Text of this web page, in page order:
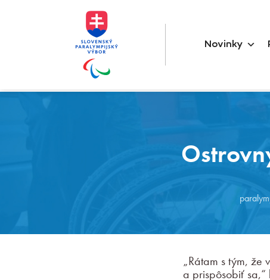
Novinky
„Rátam s tým, že
a prispôsobiť sa,“